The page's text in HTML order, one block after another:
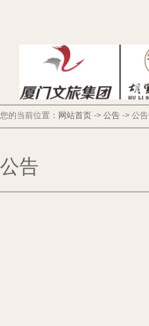
您的当前位置： 网站首页 -> 公告 -> 公告
公告